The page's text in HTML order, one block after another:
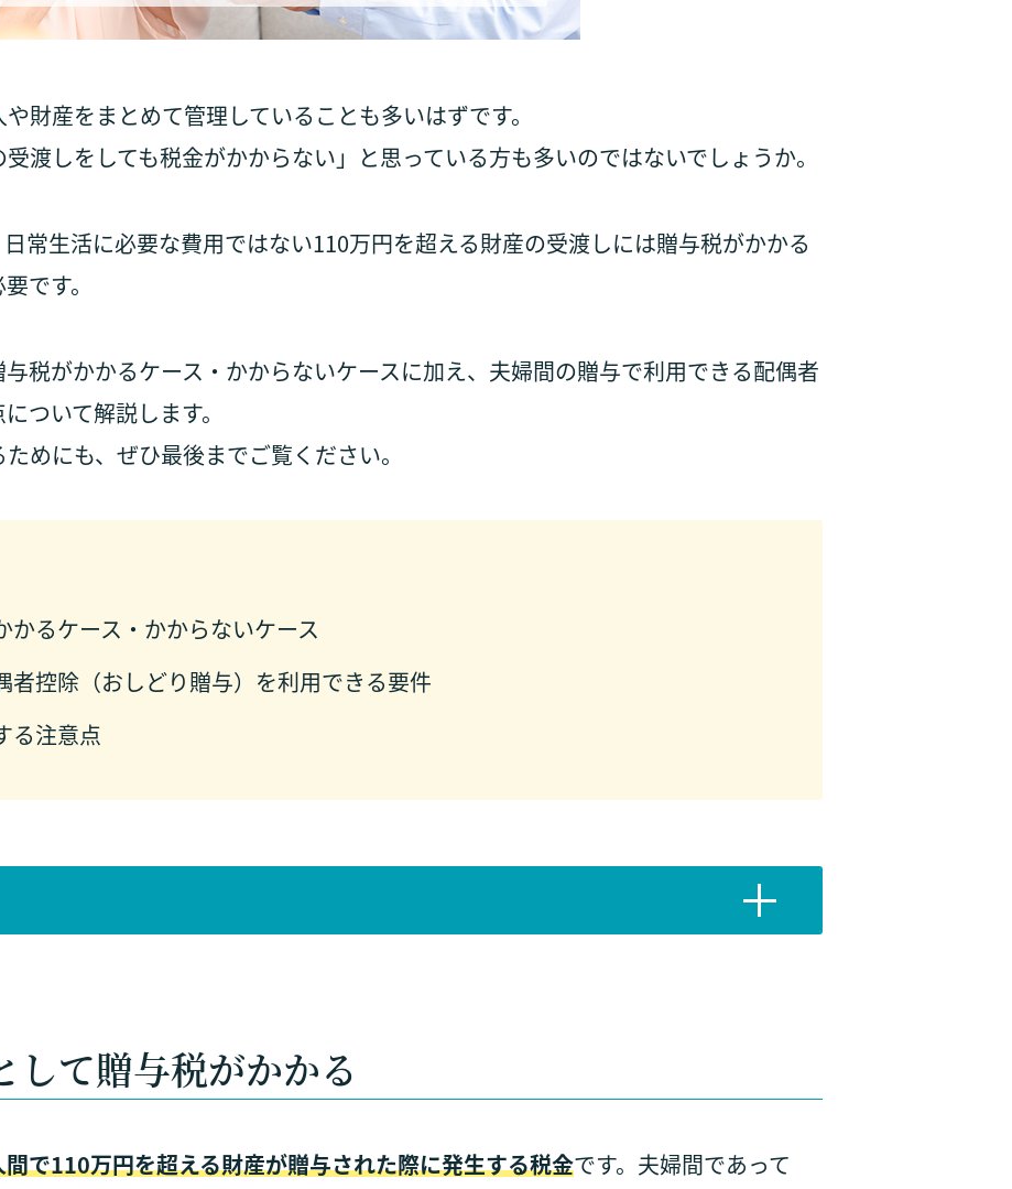
財産をまとめて管理していることも多いはずです。
渡しをしても税金がかからない」と思っている方も多いのではないでしょうか。
常生活に必要な費用ではない110万円を超える財産の受渡しには贈与税がかかる
です。
税がかかるケース・かからないケースに加え、夫婦間の贈与で利用できる配偶者
ついて解説します。
めにも、ぜひ最後までご覧ください。
かるケース・かからないケース
者控除（おしどり贈与）を利用できる要件
る注意点
して贈与税がかかる
間で110万円を超える財産が贈与された際に発生する税金です。夫婦間であって